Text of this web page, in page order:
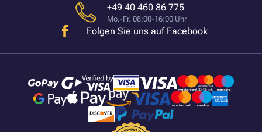
+49 40 460 86 775
Mo.-Fr. 08:00-16:00 Uhr
Folgen Sie uns auf Facebook